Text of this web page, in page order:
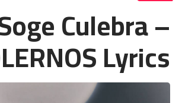
Culebra –
Lyrics